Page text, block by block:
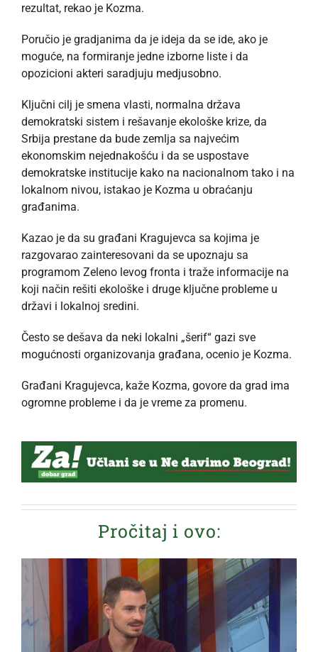
rezultat, rekao je Kozma.
Poručio je gradjanima da je ideja da se ide, ako je
moguće, na formiranje jedne izborne liste i da
opozicioni akteri saradjuju medjusobno.
Ključni cilj je smena vlasti, normalna država
demokratski sistem i rešavanje ekološke krize, da
Srbija prestane da bude zemlja sa najvećim
ekonomskim nejednakošću i da se uspostave
demokratske institucije kako na nacionalnom tako i na
lokalnom nivou, istakao je Kozma u obraćanju
građanima.
Kazao je da su građani Kragujevca sa kojima je
razgovarao zainteresovani da se upoznaju sa
programom Zeleno levog fronta i traže informacije na
koji način rešiti ekološke i druge ključne probleme u
državi i lokalnoj sredini.
Često se dešava da neki lokalni „šerif“ gazi sve
mogućnosti organizovanja građana, ocenio je Kozma.
Građani Kragujevca, kaže Kozma, govore da grad ima
ogromne probleme i da je vreme za promenu.
Pročitaj i ovo: